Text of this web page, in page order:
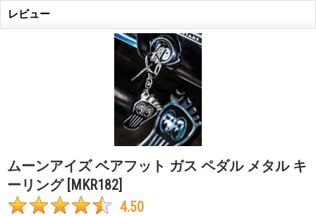
レビュー
ムーンアイズ ベアフット ガス ペダル メタル キ
ーリング [MKR182]
4.50